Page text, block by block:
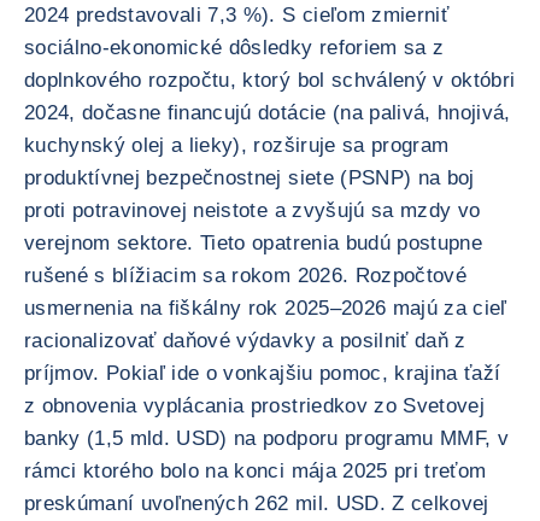
2024 predstavovali 7,3 %). S cieľom zmierniť
sociálno-ekonomické dôsledky reforiem sa z
doplnkového rozpočtu, ktorý bol schválený v októbri
2024, dočasne financujú dotácie (na palivá, hnojivá,
kuchynský olej a lieky), rozširuje sa program
produktívnej bezpečnostnej siete (PSNP) na boj
proti potravinovej neistote a zvyšujú sa mzdy vo
verejnom sektore. Tieto opatrenia budú postupne
rušené s blížiacim sa rokom 2026. Rozpočtové
usmernenia na fiškálny rok 2025–2026 majú za cieľ
racionalizovať daňové výdavky a posilniť daň z
príjmov. Pokiaľ ide o vonkajšiu pomoc, krajina ťaží
z obnovenia vyplácania prostriedkov zo Svetovej
banky (1,5 mld. USD) na podporu programu MMF, v
rámci ktorého bolo na konci mája 2025 pri treťom
preskúmaní uvoľnených 262 mil. USD. Z celkovej